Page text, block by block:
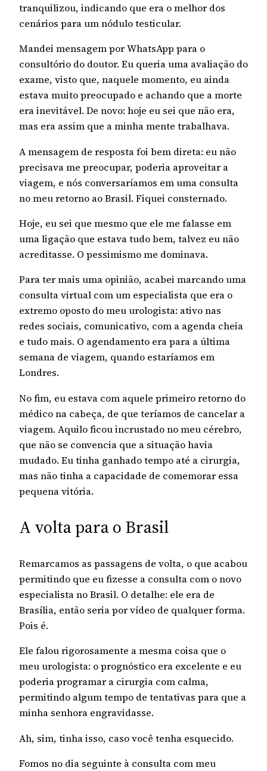
tranquilizou, indicando que era o melhor dos
cenários para um nódulo testicular.
Mandei mensagem por WhatsApp para o
consultório do doutor. Eu queria uma avaliação do
exame, visto que, naquele momento, eu ainda
estava muito preocupado e achando que a morte
era inevitável. De novo: hoje eu sei que não era,
mas era assim que a minha mente trabalhava.
A mensagem de resposta foi bem direta: eu não
precisava me preocupar, poderia aproveitar a
viagem, e nós conversaríamos em uma consulta
no meu retorno ao Brasil. Fiquei consternado.
Hoje, eu sei que mesmo que ele me falasse em
uma ligação que estava tudo bem, talvez eu não
acreditasse. O pessimismo me dominava.
Para ter mais uma opinião, acabei marcando uma
consulta virtual com um especialista que era o
extremo oposto do meu urologista: ativo nas
redes sociais, comunicativo, com a agenda cheia
e tudo mais. O agendamento era para a última
semana de viagem, quando estaríamos em
Londres.
No fim, eu estava com aquele primeiro retorno do
médico na cabeça, de que teríamos de cancelar a
viagem. Aquilo ficou incrustado no meu cérebro,
que não se convencia que a situação havia
mudado. Eu tinha ganhado tempo até a cirurgia,
mas não tinha a capacidade de comemorar essa
pequena vitória.
A volta para o Brasil
Remarcamos as passagens de volta, o que acabou
permitindo que eu fizesse a consulta com o novo
especialista no Brasil. O detalhe: ele era de
Brasília, então seria por vídeo de qualquer forma.
Pois é.
Ele falou rigorosamente a mesma coisa que o
meu urologista: o prognóstico era excelente e eu
poderia programar a cirurgia com calma,
permitindo algum tempo de tentativas para que a
minha senhora engravidasse.
Ah, sim, tinha isso, caso você tenha esquecido.
Fomos no dia seguinte à consulta com meu